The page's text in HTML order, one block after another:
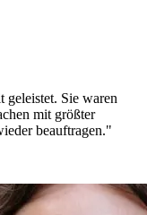
Sie waren
mit größter
beauftragen."